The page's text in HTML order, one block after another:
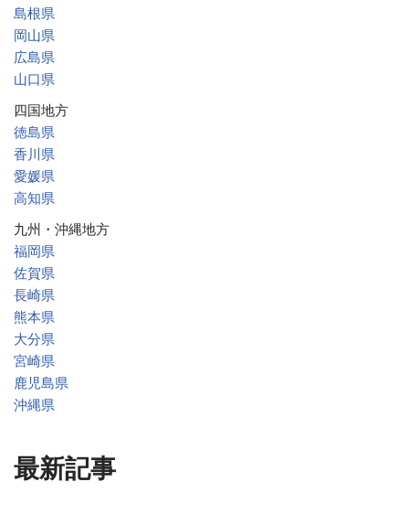
島根県
岡山県
広島県
山口県
四国地方
徳島県
香川県
愛媛県
高知県
九州・沖縄地方
福岡県
佐賀県
長崎県
熊本県
大分県
宮崎県
鹿児島県
沖縄県
最新記事